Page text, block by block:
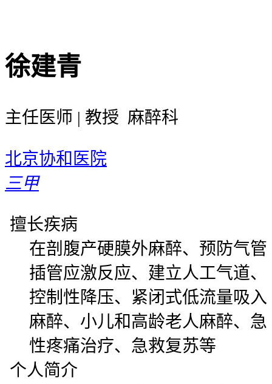
徐建青
主任医师 | 教授 麻醉科
北京协和医院
三甲
擅长疾病
在剖腹产硬膜外麻醉、预防气管
插管应激反应、建立人工气道、
控制性降压、紧闭式低流量吸入
麻醉、小儿和高龄老人麻醉、急
性疼痛治疗、急救复苏等
个人简介